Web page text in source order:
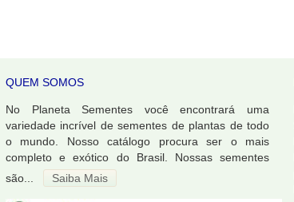
QUEM SOMOS
No Planeta Sementes você encontrará uma
variedade incrível de sementes de plantas de todo
o mundo. Nosso catálogo procura ser o mais
completo e exótico do Brasil. Nossas sementes
são...
Saiba Mais